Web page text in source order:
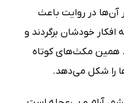
در روایت باعث
خودشان برگردند و
همین مکث‌های کوتاه
را شکل می‌دهد.